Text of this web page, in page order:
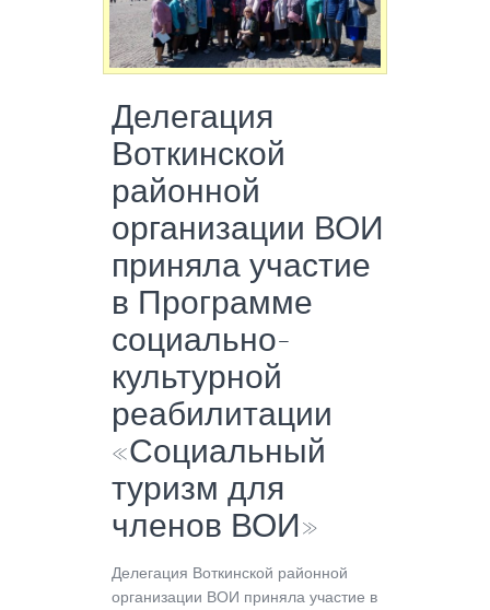
Делегация
Воткинской
районной
организации ВОИ
приняла участие
в Программе
социально-
культурной
реабилитации
«Социальный
туризм для
членов ВОИ»
Делегация Воткинской районной
организации ВОИ приняла участие в